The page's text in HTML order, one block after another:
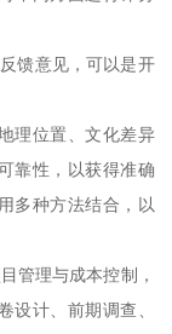
馈意见，可以是开
理位置、文化差异
靠性，以获得准确
多种方法结合，以
管理与成本控制，
设计、前期调查、